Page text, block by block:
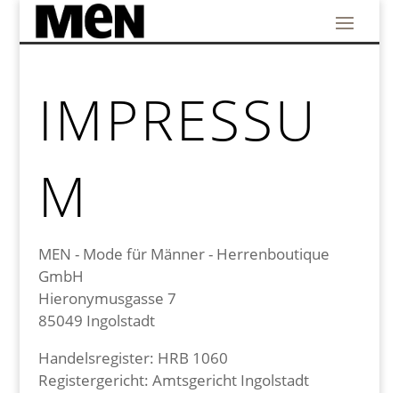
IMPRESSU
M
MEN - Mode für Männer - Herrenboutique
GmbH
Hieronymusgasse 7
85049 Ingolstadt
Handelsregister: HRB 1060
Registergericht: Amtsgericht Ingolstadt